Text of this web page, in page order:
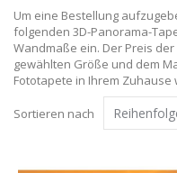
Um eine Bestellung
folgenden 3D-Panorama-
Wandmaße ein. Der Preis
gewählten Größe und dem
Fototapete in Ihrem
Sortieren nach